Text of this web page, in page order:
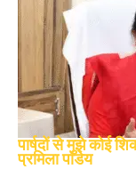
पार्षदों से मुझे कोई
प्रमिला पांडेय